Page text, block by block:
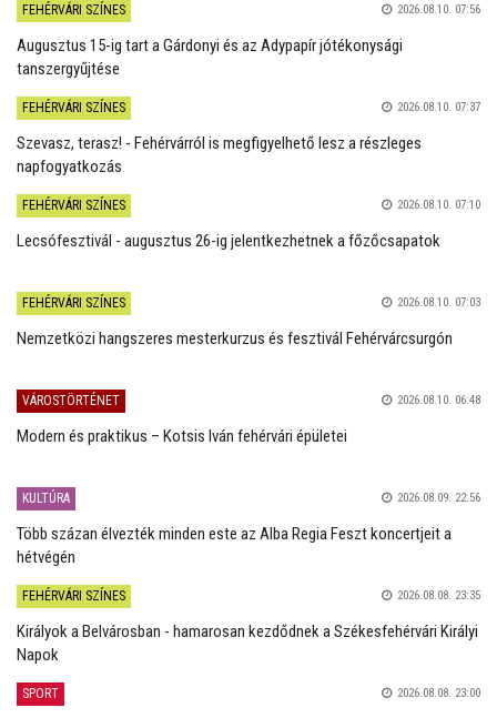
FEHÉRVÁRI SZÍNES 2026.08.10. 07:56
Augusztus 15-ig tart a Gárdonyi és az Adypapír jótékonysági
tanszergyűjtése
FEHÉRVÁRI SZÍNES 2026.08.10. 07:37
Szevasz, terasz! - Fehérvárról is megfigyelhető lesz a részleges
napfogyatkozás
FEHÉRVÁRI SZÍNES 2026.08.10. 07:10
Lecsófesztivál - augusztus 26-ig jelentkezhetnek a főzőcsapatok
FEHÉRVÁRI SZÍNES 2026.08.10. 07:03
Nemzetközi hangszeres mesterkurzus és fesztivál Fehérvárcsurgón
VÁROSTÖRTÉNET 2026.08.10. 06:48
Modern és praktikus – Kotsis Iván fehérvári épületei
KULTÚRA 2026.08.09. 22:56
Több százan élvezték minden este az Alba Regia Feszt koncertjeit a
hétvégén
FEHÉRVÁRI SZÍNES 2026.08.08. 23:35
Királyok a Belvárosban - hamarosan kezdődnek a Székesfehérvári Királyi
Napok
SPORT 2026.08.08. 23:00